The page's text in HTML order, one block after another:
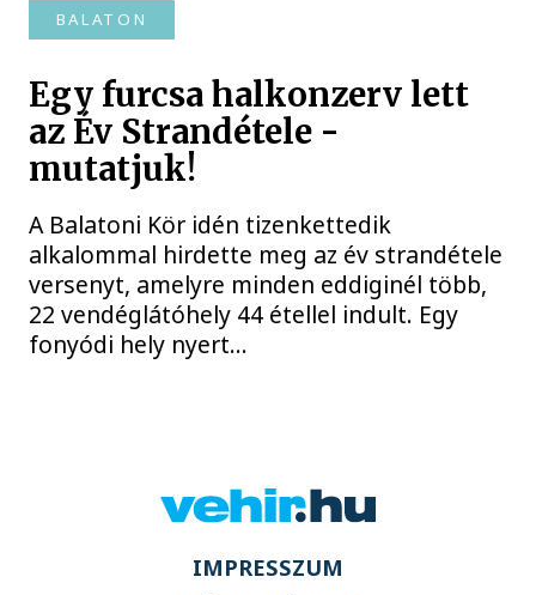
BALATON
Egy furcsa halkonzerv lett
az Év Strandétele -
mutatjuk!
A Balatoni Kör idén tizenkettedik
alkalommal hirdette meg az év strandétele
versenyt, amelyre minden eddiginél több,
22 vendéglátóhely 44 étellel indult. Egy
fonyódi hely nyert...
IMPRESSZUM